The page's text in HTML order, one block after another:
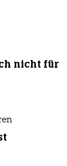
nicht für